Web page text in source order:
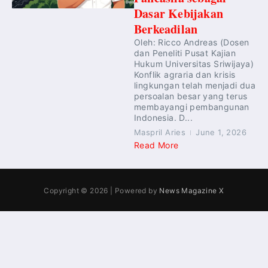
Dasar Kebijakan
Berkeadilan
Oleh: Ricco Andreas (Dosen
dan Peneliti Pusat Kajian
Hukum Universitas Sriwijaya)
Konflik agraria dan krisis
lingkungan telah menjadi dua
persoalan besar yang terus
membayangi pembangunan
Indonesia. D...
Maspril Aries June 1, 2026
Read More
Copyright © 2026 | Powered by News Magazine X